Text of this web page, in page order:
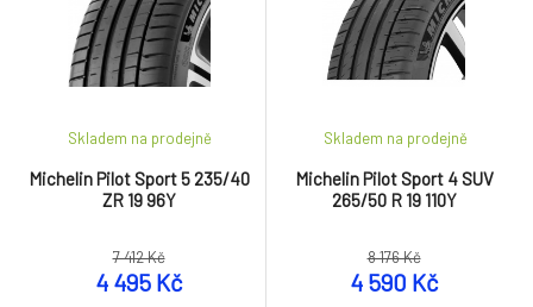
Michelin Pilot Sport 5 235/40
ZR 19 96Y
Skladem na prodejně
7 412 Kč
4 495 Kč
Michelin Pilot Sport 4 SUV
265/50 R 19 110Y
Skladem na prodejně
8 176 Kč
4 590 Kč